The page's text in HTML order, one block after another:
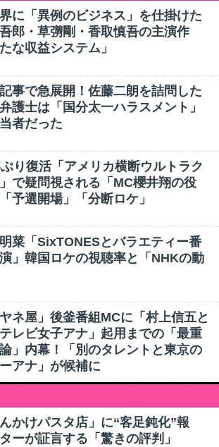
に「異例のビジネス」を仕掛けた
郎・草彅剛・香取慎吾の主演作
たな収益システム」
事で急展開！佐藤二朗を詰問した
護士は「国分太一ハラスメント」
者だった
り復活「アメリカ横断ウルトラク
で疑問視される「MC櫻井翔の役
予選開場」「分断ロケ」
菜「SixTONESとバラエティー番
」韓国ロケの視聴率と「NHKの動
ヤネ屋」後釜番組MCに「村上信五と
レビ女子アナ」起用までの「最重
」内幕！「別のタレントと東京の
アナ」が候補に
かけパスタ店」に“客足鈍化”報
ーが証言する「驚きの評判」